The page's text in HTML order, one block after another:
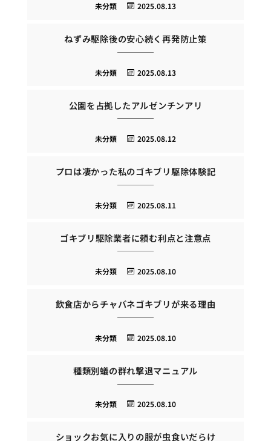
2025.08.13
未分類
ねずみ駆除後の安心続く再発防止策
2025.08.13
未分類
公園を占拠したアルゼンチンアリ
2025.08.12
未分類
プロは凄かった私のゴキブリ駆除体験記
2025.08.11
未分類
ゴキブリ駆除業者に頼む利点と注意点
2025.08.10
未分類
飲食店からチャバネゴキブリが来る理由
2025.08.10
未分類
種類別蟻の群れ撃退マニュアル
2025.08.10
未分類
ショックお気に入りの服が虫食いだらけ